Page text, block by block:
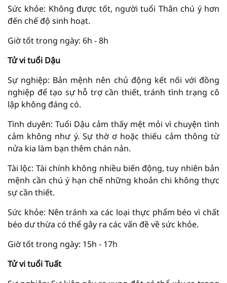
Sức khỏe: Không được tốt, người tuổi Thân chú ý hơn
đến chế độ sinh hoạt.
Giờ tốt trong ngày: 6h - 8h
Tử vi tuổi Dậu
Sự nghiệp: Bản mệnh nên chủ động kết nối với đồng
nghiệp để tạo sự hỗ trợ cần thiết, tránh tình trạng cô
lập không đáng có.
Tình duyên: Tuổi Dậu cảm thấy mệt mỏi vì chuyện tình
cảm không như ý. Sự thờ ơ hoặc thiếu cảm thông từ
nửa kia làm bạn thêm chán nản.
Tài lộc: Tài chính không nhiều biến động, tuy nhiên bản
mệnh cần chú ý hạn chế những khoản chi không thực
sự cần thiết.
Sức khỏe: Nên tránh xa các loại thực phẩm béo vì chất
béo dư thừa có thể gây ra các vấn đề về sức khỏe.
Giờ tốt trong ngày: 15h - 17h
Tử vi tuổi Tuất